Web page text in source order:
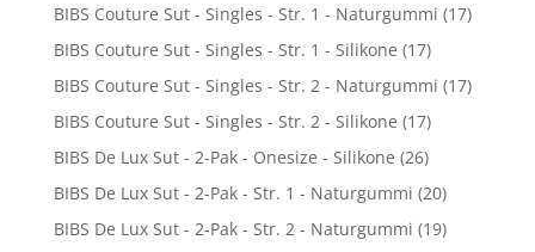
BIBS Couture Sut - Singles - Str. 1 - Naturgummi (17)
BIBS Couture Sut - Singles - Str. 1 - Silikone (17)
BIBS Couture Sut - Singles - Str. 2 - Naturgummi (17)
BIBS Couture Sut - Singles - Str. 2 - Silikone (17)
BIBS De Lux Sut - 2-Pak - Onesize - Silikone (26)
BIBS De Lux Sut - 2-Pak - Str. 1 - Naturgummi (20)
BIBS De Lux Sut - 2-Pak - Str. 2 - Naturgummi (19)